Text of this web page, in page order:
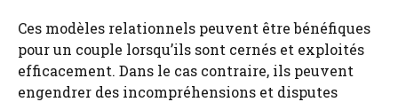
Ces modèles relationnels peuvent être bénéfiques
pour un couple lorsqu’ils sont cernés et exploités
efficacement. Dans le cas contraire, ils peuvent
engendrer des incompréhensions et disputes